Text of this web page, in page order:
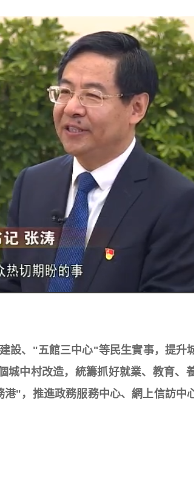
、"五館三中心"等民生實事，提升
城中村改造，統籌抓好就業、教育、
"，推進政務服務中心、網上信訪